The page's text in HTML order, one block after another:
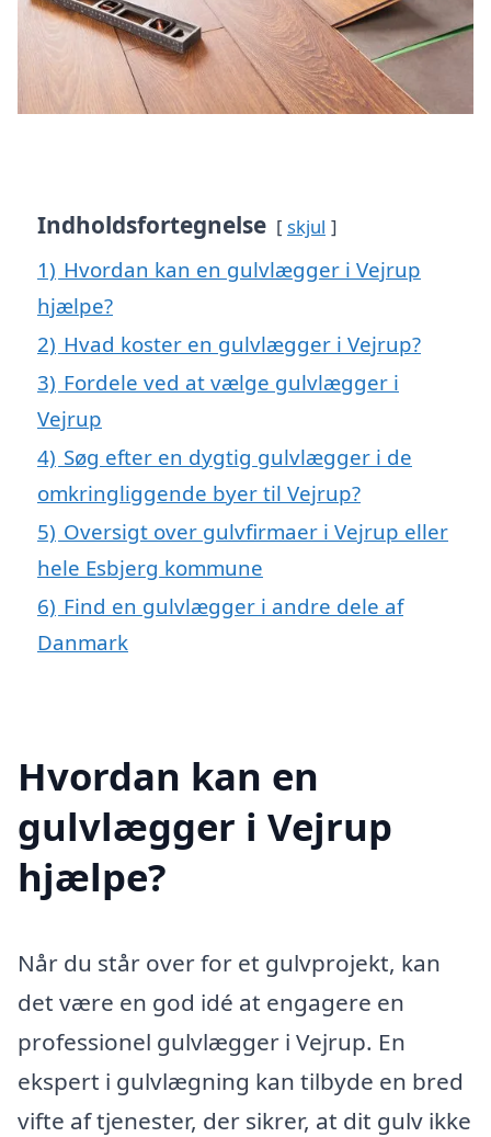
Indholdsfortegnelse skjul
1) Hvordan kan en gulvlægger i Vejrup
hjælpe?
2) Hvad koster en gulvlægger i Vejrup?
3) Fordele ved at vælge gulvlægger i
Vejrup
4) Søg efter en dygtig gulvlægger i de
omkringliggende byer til Vejrup?
5) Oversigt over gulvfirmaer i Vejrup eller
hele Esbjerg kommune
6) Find en gulvlægger i andre dele af
Danmark
Hvordan kan en
gulvlægger i Vejrup
hjælpe?
Når du står over for et gulvprojekt, kan
det være en god idé at engagere en
professionel gulvlægger i Vejrup. En
ekspert i gulvlægning kan tilbyde en bred
vifte af tjenester, der sikrer, at dit gulv ikke